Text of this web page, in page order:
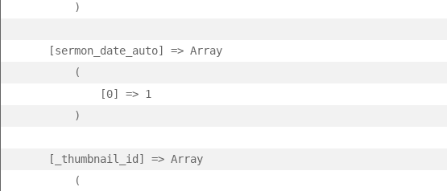
        )
    [sermon_date_auto] => Array
        (
            [0] => 1
        )
    [_thumbnail_id] => Array
        (